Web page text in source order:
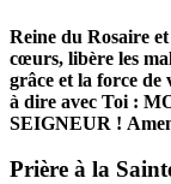
Reine du Rosaire
cœurs, libère les
grâce et la force de
à dire avec Toi :
SEIGNEUR !
Prière à la